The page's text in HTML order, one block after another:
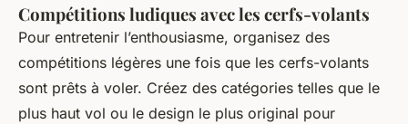
Compétitions ludiques avec les cerfs-volants
Pour entretenir l’enthousiasme, organisez des
compétitions légères une fois que les cerfs-volants
sont prêts à voler. Créez des catégories telles que le
plus haut vol ou le design le plus original pour